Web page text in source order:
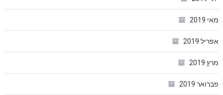
מאי 2019
אפריל 2019
מרץ 2019
פברואר 2019